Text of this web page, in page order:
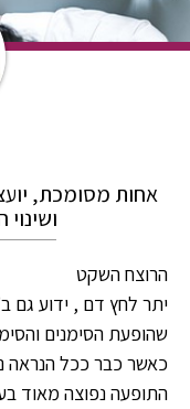
אחות מסומכת,
הרוצח השקט
יתר לחץ דם , ידוע
שהופעת הסימנים
כאשר כבר ככל הנראה
התופעה נפוצה מאוד